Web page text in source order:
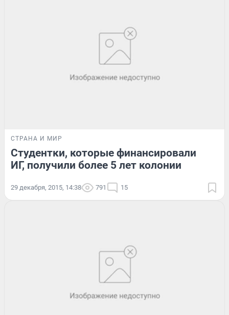
СТРАНА И МИР
Студентки, которые финансировали
ИГ, получили более 5 лет колонии
29 декабря, 2015, 14:38 791 15